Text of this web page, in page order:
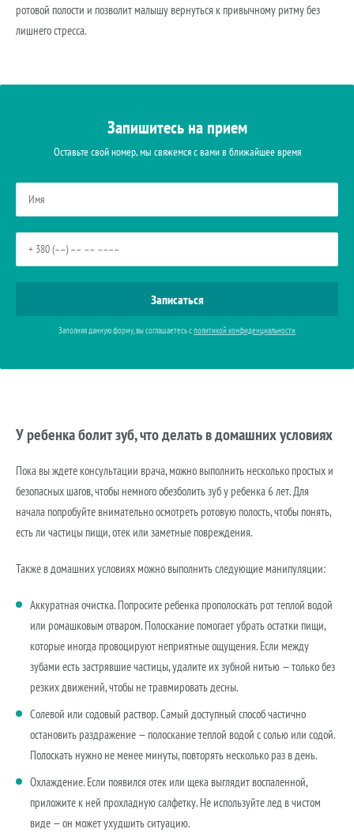
ротовой полости и позволит малышу вернуться к привычному ритму без
лишнего стресса.
Запишитесь на прием
Оставьте свой номер, мы свяжемся с вами в ближайшее время
Заполняя данную форму, вы соглашаетесь сполитикой конфиденциальности
У ребенка болит зуб, что делать в домашних условиях
Пока вы ждете консультации врача, можно выполнить несколько простых и
безопасных шагов, чтобы немного обезболить зуб у ребенка 6 лет. Для
начала попробуйте внимательно осмотреть ротовую полость, чтобы понять,
есть ли частицы пищи, отек или заметные повреждения.
Также в домашних условиях можно выполнить следующие манипуляции:
Аккуратная очистка. Попросите ребенка прополоскать рот теплой водой
или ромашковым отваром. Полоскание помогает убрать остатки пищи,
которые иногда провоцируют неприятные ощущения. Если между
зубами есть застрявшие частицы, удалите их зубной нитью — только без
резких движений, чтобы не травмировать десны.
Солевой или содовый раствор. Самый доступный способ частично
остановить раздражение — полоскание теплой водой с солью или содой.
Полоскать нужно не менее минуты, повторять несколько раз в день.
Охлаждение. Если появился отек или щека выглядит воспаленной,
приложите к ней прохладную салфетку. Не используйте лед в чистом
виде — он может ухудшить ситуацию.